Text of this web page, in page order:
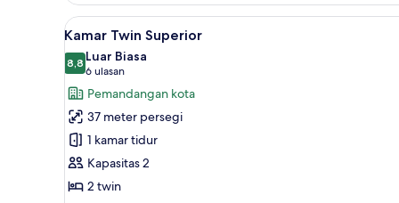
Double
Comfort,
Tempat
Tidur
King
Lihat
semua
foto
untuk
Kamar
Twin
Superior
Seprai premium, selimut bulu
6
Kamar Twin Superior
8,88,8 dari 10
Luar Biasa
6 ulasan
(6
ulasan)
Pemandangan kota
37 meter persegi
1 kamar tidur
Kapasitas 2
2 twin